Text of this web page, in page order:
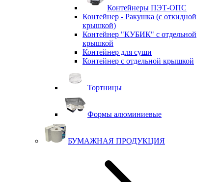
Контейнеры ПЭТ-ОПС
Контейнер - Ракушка (с откидной
крышкой)
Контейнер "КУБИК" с отдельной
крышкой
Контейнер для суши
Контейнер с отдельной крышкой
Тортницы
Формы алюминиевые
БУМАЖНАЯ ПРОДУКЦИЯ